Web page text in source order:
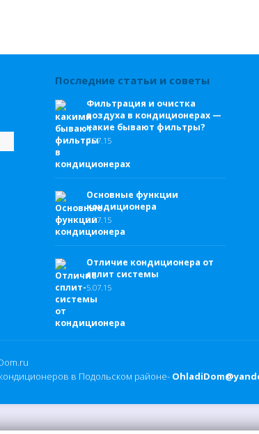
Последние статьи и советы
Фильтрация и очистка
воздуха в кондиционерах —
какие бывают фильтры?
7.07.15
Основные функции
кондиционера
6.07.15
Отличие кондиционера от
сплит системы
5.07.15
в Подольском районе-